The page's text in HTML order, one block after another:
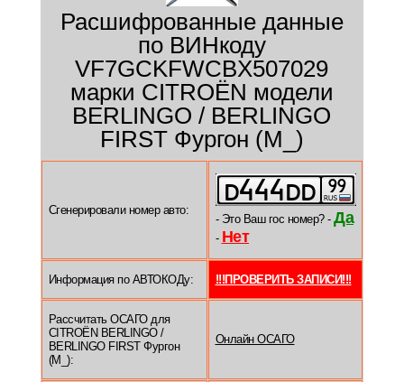
Расшифрованные данные
по ВИНкоду
VF7GCKFWCBX507029
марки CITROËN модели
BERLINGO / BERLINGO
FIRST Фургон (M_)
Сгенерировали номер авто:
- Это Ваш гос номер? - Да
- Нет
Информация по АВТОКОДу: !!!ПРОВЕРИТЬ ЗАПИСИ!!!
Рассчитать ОСАГО для
CITROËN BERLINGO /
BERLINGO FIRST Фургон
(M_):
Онлайн ОСАГО